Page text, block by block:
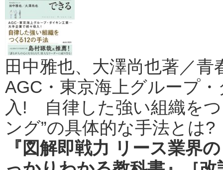
田中雅也、大澤尚也著／
AGC・東京海上グループ
入! 自律した強い組織を
ング”の具体的な手法とは?
『図解即戦力 リース業界